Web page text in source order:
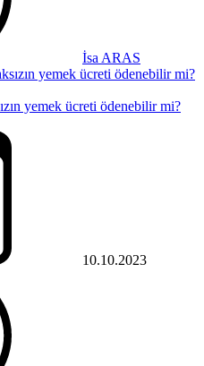
İsa ARAS
yemek ücreti ödenebilir mi?
10.10.2023